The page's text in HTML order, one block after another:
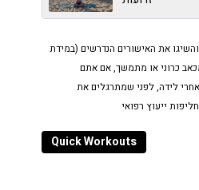
את האישורים הנדרשים (במידת
כרוני או מתמשך, אם אתם
לידה, לפני שמתרגלים את
ייעוץ רפואי
Quick Workouts